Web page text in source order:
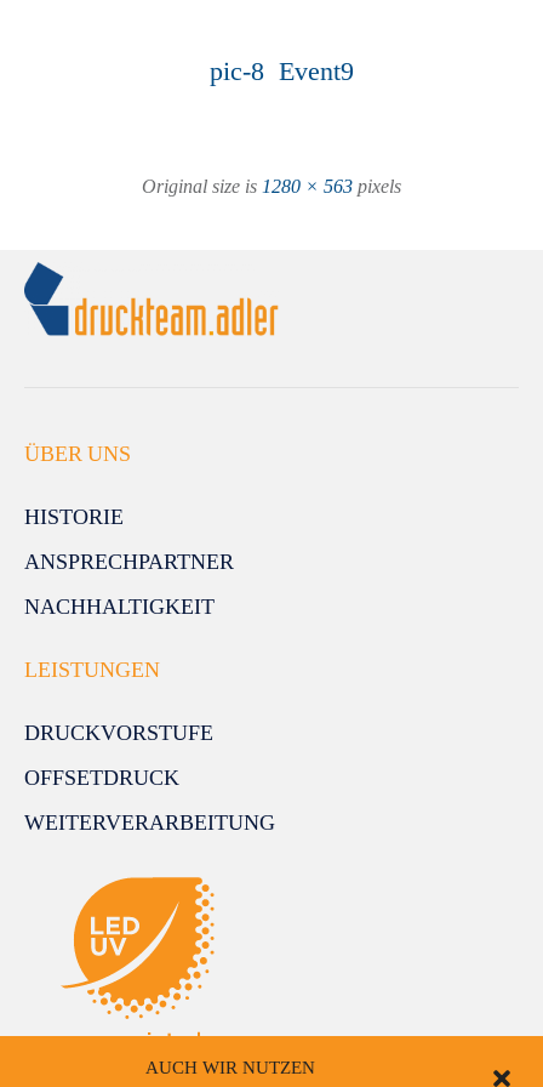
AUCH WIR NUTZEN
pic-8 Event9
Original size is 1280 × 563 pixels
ÜBER UNS
HISTORIE
ANSPRECHPARTNER
NACHHALTIGKEIT
LEISTUNGEN
DRUCKVORSTUFE
OFFSETDRUCK
WEITERVERARBEITUNG